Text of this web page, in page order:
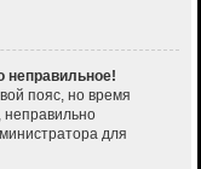
неправильное!
пояс, но время
неправильно
для